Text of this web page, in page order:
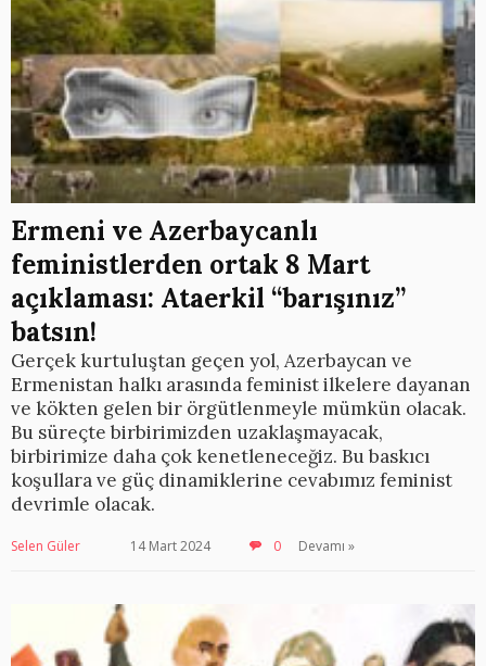
Ermeni ve Azerbaycanlı
feministlerden ortak 8 Mart
açıklaması: Ataerkil “barışınız”
batsın!
Gerçek kurtuluştan geçen yol, Azerbaycan ve
Ermenistan halkı arasında feminist ilkelere dayanan
ve kökten gelen bir örgütlenmeyle mümkün olacak.
Bu süreçte birbirimizden uzaklaşmayacak,
birbirimize daha çok kenetleneceğiz. Bu baskıcı
koşullara ve güç dinamiklerine cevabımız feminist
devrimle olacak.
Selen Güler 14 Mart 2024 0 Devamı »